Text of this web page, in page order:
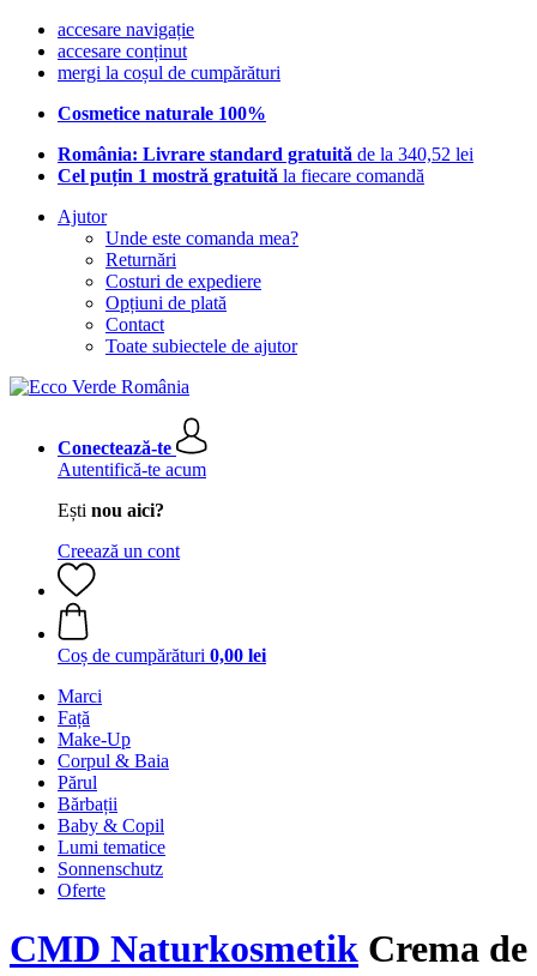
accesare navigație
accesare conținut
mergi la coșul de cumpărături
Cosmetice naturale 100%
România: Livrare standard gratuită de la 340,52 lei
Cel puțin 1 mostră gratuită la fiecare comandă
Ajutor
Unde este comanda mea?
Returnări
Costuri de expediere
Opțiuni de plată
Contact
Toate subiectele de ajutor
Conectează-te
Autentifică-te acum
Ești nou aici?
Creează un cont
Coș de cumpărături 0,00 lei
Marci
Față
Make-Up
Corpul & Baia
Părul
Bărbații
Baby & Copil
Lumi tematice
Sonnenschutz
Oferte
CMD Naturkosmetik Crema